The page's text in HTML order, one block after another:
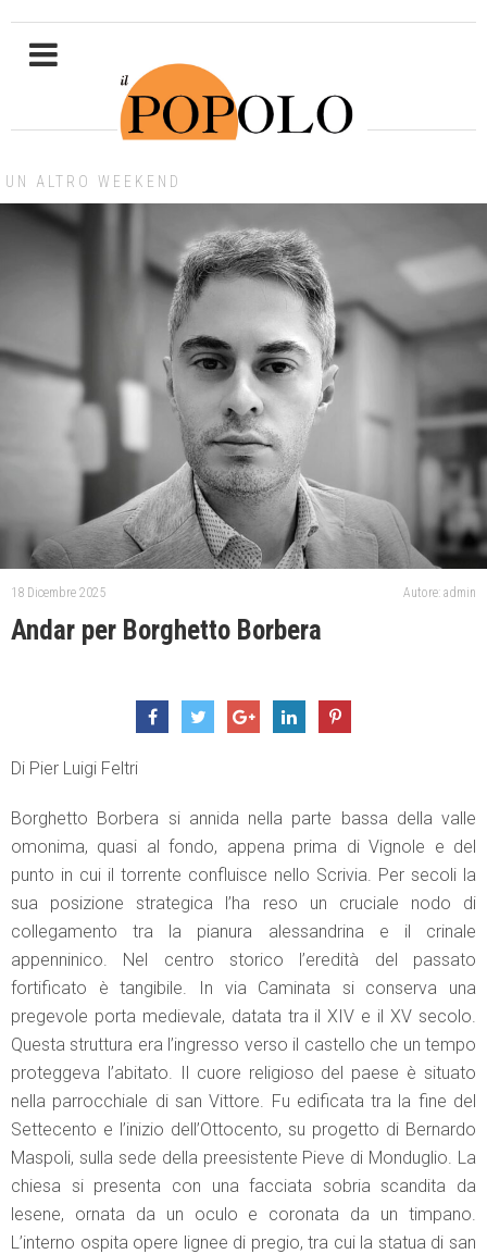
UN ALTRO WEEKEND
18 Dicembre 2025 Autore: admin
Andar per Borghetto Borbera
Di Pier Luigi Feltri
Borghetto Borbera si annida nella parte bassa della valle
omonima, quasi al fondo, appena prima di Vignole e del
punto in cui il torrente confluisce nello Scrivia. Per secoli la
sua posizione strategica l’ha reso un cruciale nodo di
collegamento tra la pianura alessandrina e il crinale
appenninico. Nel centro storico l’eredità del passato
fortificato è tangibile. In via Caminata si conserva una
pregevole porta medievale, datata tra il XIV e il XV secolo.
Questa struttura era l’ingresso verso il castello che un tempo
proteggeva l’abitato. Il cuore religioso del paese è situato
nella parrocchiale di san Vittore. Fu edificata tra la fine del
Settecento e l’inizio dell’Ottocento, su progetto di Bernardo
Maspoli, sulla sede della preesistente Pieve di Monduglio. La
chiesa si presenta con una facciata sobria scandita da
lesene, ornata da un oculo e coronata da un timpano.
L’interno ospita opere lignee di pregio, tra cui la statua di san